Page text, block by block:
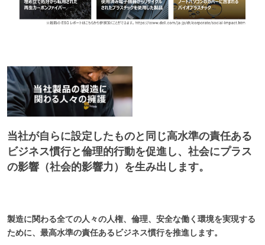
当社が自らに設定したものと同じ高水準の責任ある
ビジネス慣行と倫理的行動を促進し、社会にプラス
の影響（社会的影響力）を生み出します。
製造に関わる全ての人々の人権、倫理、安全な働く環境を実現する
ために、最高水準の責任あるビジネス慣行を推進します。